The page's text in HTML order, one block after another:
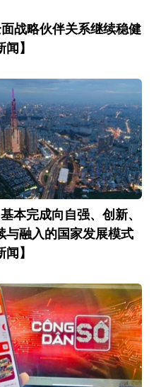
战略伙伴关系继续稳健
】
本完成向自强、创新、
与融入的国家发展模式
】